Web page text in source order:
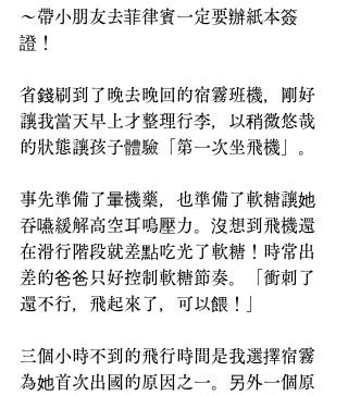
～帶小朋友去菲律賓一定要辦紙本簽
證！
省錢刷到了晚去晚回的宿霧班機，剛好
讓我當天早上才整理行李，以稍微悠哉
的狀態讓孩子體驗「第一次坐飛機」。
事先準備了暈機藥，也準備了軟糖讓她
吞嚥緩解高空耳鳴壓力。沒想到飛機還
在滑行階段就差點吃光了軟糖！時常出
差的爸爸只好控制軟糖節奏。「衝刺了
還不行，飛起來了，可以餵！」
三個小時不到的飛行時間是我選擇宿霧
為她首次出國的原因之一。另外一個原